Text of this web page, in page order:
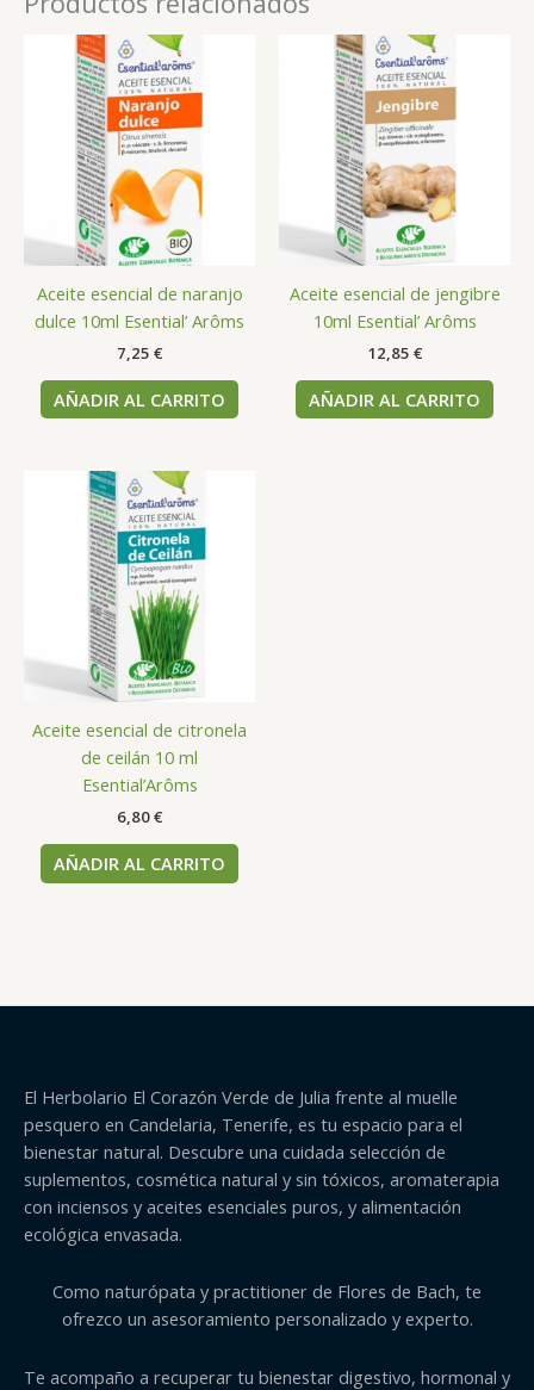
Aceite esencial de naranjo
dulce 10ml Esential’ Arôms
7,25 €
AÑADIR AL CARRITO
Aceite esencial de jengibre
10ml Esential’ Arôms
12,85 €
AÑADIR AL CARRITO
Aceite esencial de citronela
de ceilán 10 ml
Esential’Arôms
6,80€
AÑADIR AL CARRITO
El Herbolario El Corazón Verde de Julia frente al muelle
pesquero en Candelaria, Tenerife, es tu espacio para el
bienestar natural. Descubre una cuidada selección de
suplementos, cosmética natural y sin tóxicos, aromaterapia
con inciensos y aceites esenciales puros, y alimentación
ecológica envasada.
Como naturópata y practitioner de Flores de Bach, te
ofrezco un asesoramiento personalizado y experto.
Te acompaño a recuperar tu bienestar digestivo, hormonal y